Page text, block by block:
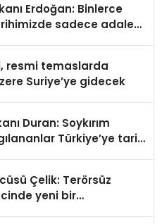
Erdoğan: Binlerce
sadece adalet
resmi temaslarda
Suriye’ye gidecek
Duran: Soykırım
Türkiye’ye tarih
Çelik: Terörsüz
yeni bir